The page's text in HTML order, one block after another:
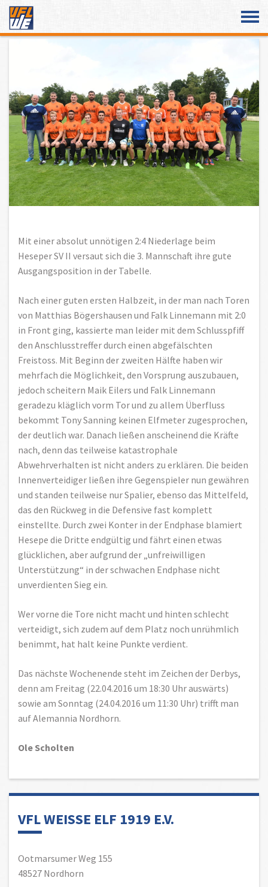
Mit einer absolut unnötigen 2:4 Niederlage beim
Heseper SV II versaut sich die 3. Mannschaft ihre gute
Ausgangsposition in der Tabelle.
Nach einer guten ersten Halbzeit, in der man nach Toren
von Matthias Bögershausen und Falk Linnemann mit 2:0
in Front ging, kassierte man leider mit dem Schlusspfiff
den Anschlusstreffer durch einen abgefälschten
Freistoss. Mit Beginn der zweiten Hälfte haben wir
mehrfach die Möglichkeit, den Vorsprung auszubauen,
jedoch scheitern Maik Eilers und Falk Linnemann
geradezu kläglich vorm Tor und zu allem Überfluss
bekommt Tony Sanning keinen Elfmeter zugesprochen,
der deutlich war. Danach ließen anscheinend die Kräfte
nach, denn das teilweise katastrophale
Abwehrverhalten ist nicht anders zu erklären. Die beiden
Innenverteidiger ließen ihre Gegenspieler nun gewähren
und standen teilweise nur Spalier, ebenso das Mittelfeld,
das den Rückweg in die Defensive fast komplett
einstellte. Durch zwei Konter in der Endphase blamiert
Hesepe die Dritte endgültig und fährt einen etwas
glücklichen, aber aufgrund der „unfreiwilligen
Unterstützung“ in der schwachen Endphase nicht
unverdienten Sieg ein.
Wer vorne die Tore nicht macht und hinten schlecht
verteidigt, sich zudem auf dem Platz noch unrühmlich
benimmt, hat halt keine Punkte verdient.
Das nächste Wochenende steht im Zeichen der Derbys,
denn am Freitag (22.04.2016 um 18:30 Uhr auswärts)
sowie am Sonntag (24.04.2016 um 11:30 Uhr) trifft man
auf Alemannia Nordhorn.
Ole Scholten
VFL WEISSE ELF 1919 E.V.
Ootmarsumer Weg 155
48527 Nordhorn